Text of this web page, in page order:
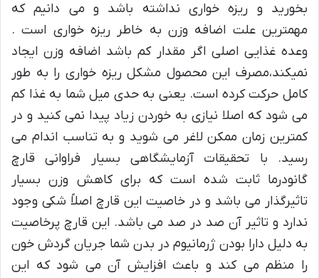
بخورید و ریزه خواری نداشته باشد و می دانیم که
مهمترین علت اضافه وزن به خاطر ریزه خواری است .
وعده غذایی اصلی اگر مقدار کم باشد اضافه وزن ایجاد
نمیکند،مصرف این محصول مشکل ریزه خواری را به طور
کامل حرکت کرده است. یعنی به حدی میل شما به غذا کم
می شود که اصلا نیازی به خوردن زیاد پیدا نمی کنید و در
کمترین زمان ممکن لاغر می شوید و به تناسب اندام می
رسید. با تحقیقات آزمایشگاهی بسیار فراوانی قارچ
گانودرما ثابت شده است که برای کاهش وزن بسیار
تاثیرگذار می باشد و در خاصیت این قارچ اصلاً شکی وجود
ندارد و تاثیر آن صد در صد می باشد. این قارچ پرخاصیت
به دلیل دارا بودن ژرمانیوم در بدن شما جریان گردش خون
را منظم می کند و باعث افزایش آن می شود که این